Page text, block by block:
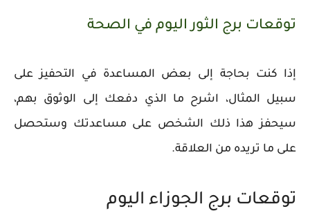
توقعات برج الثور اليوم في الصحة
إذا كنت بحاجة إلى بعض المساعدة في التحفيز على
سبيل المثال، اشرح ما الذي دفعك إلى الوثوق بهم،
سيحفز هذا ذلك الشخص على مساعدتك وستحصل
على ما تريده من العلاقة.
توقعات برج الجوزاء اليوم